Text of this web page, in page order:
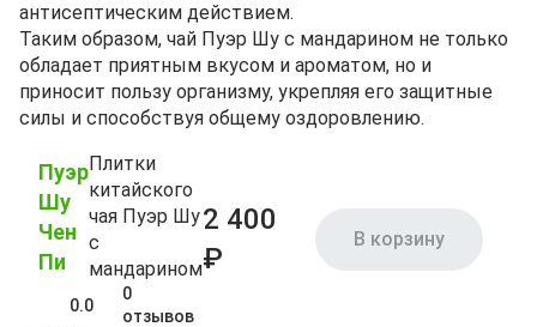
антисептическим действием.
Таким образом, чай Пуэр Шу с мандарином не только
обладает приятным вкусом и ароматом, но и
приносит пользу организму, укрепляя его защитные
силы и способствуя общему оздоровлению.
Пуэр
Шу
Чен
Пи
Плитки
китайского
чая Пуэр Шу
с
мандарином
0.0
0
отзывов
2 400
₽
В корзину